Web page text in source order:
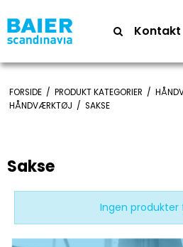
Kontakt
FORSIDE / PRODUKT KATEGORIER /
HÅNDVÆRKTØJ / SAKSE
Sakse
Ingen produkter